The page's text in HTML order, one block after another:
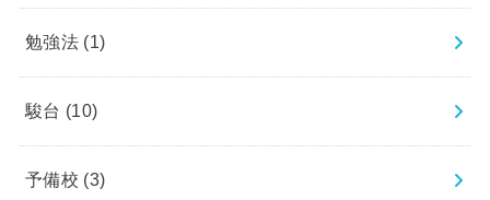
勉強法 (1)
駿台 (10)
予備校 (3)